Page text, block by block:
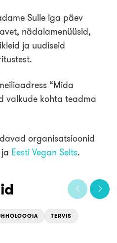
Sulle iga päev
nädalamenüüsid,
ja uudiseid
“Mida
valkude kohta teadma
organisatsioonid
ja Eesti Vegan Selts.
TERVIS